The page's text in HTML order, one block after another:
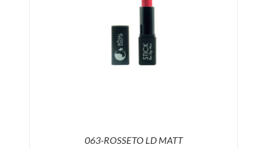
063-ROSSETO LD MATT